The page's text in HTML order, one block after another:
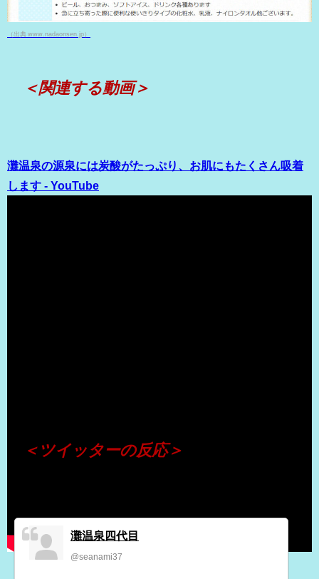
（出典 www.nadaonsen.jp）
＜関連する動画＞
灘温泉の源泉には炭酸がたっぷり、お肌にもたくさん吸着
します - YouTube
＜ツイッターの反応＞
灘温泉四代目
@seanami37